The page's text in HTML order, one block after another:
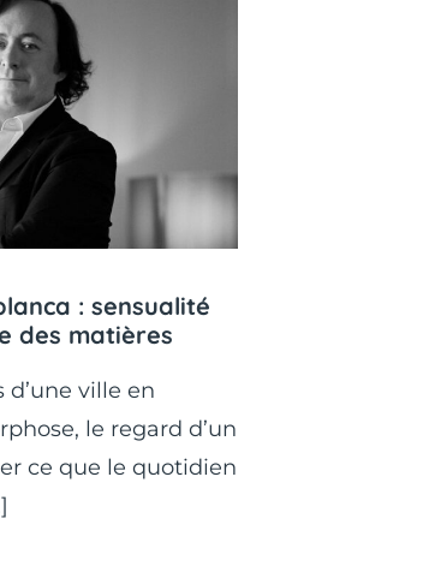
: sensualité
des matières
d’une ville en
le regard d’un
ce que le quotidien